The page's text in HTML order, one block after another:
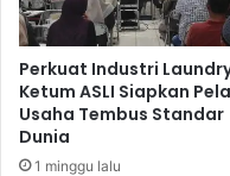
g
i
n
i
K
o
m
e
m
e
n
t
a
s
Perkuat Industri
Ketum ASLI Siapkan
Usaha Tembus Standar
Dunia
1 minggu lalu